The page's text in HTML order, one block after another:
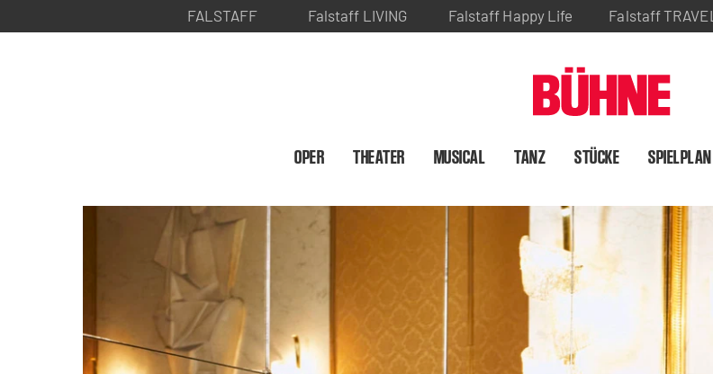
FALSTAFF Falstaff LIVING Falstaff Happy Life Falstaff TRAVEL
OPER THEATER MUSICAL TANZ STÜCKE SPIELPLAN